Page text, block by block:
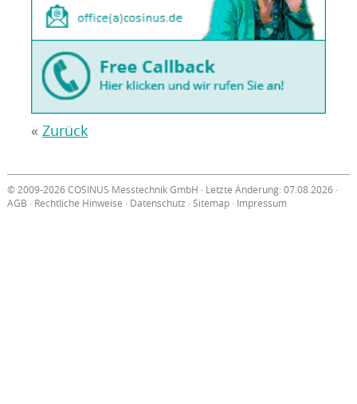
« Zurück
© 2009-2026 COSINUS Messtechnik GmbH · Letzte Änderung: 07.08.2026 ·
AGB · Rechtliche Hinweise · Datenschutz · Sitemap· Impressum